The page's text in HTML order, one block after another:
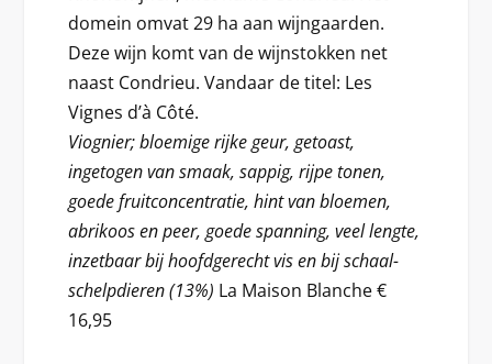
domein omvat 29 ha aan wijngaarden.
Deze wijn komt van de wijnstokken net
naast Condrieu. Vandaar de titel: Les
Vignes d’à Côté.
Viognier; bloemige rijke geur, getoast,
ingetogen van smaak, sappig, rijpe tonen,
goede fruitconcentratie, hint van bloemen,
abrikoos en peer, goede spanning, veel lengte,
inzetbaar bij hoofdgerecht vis en bij schaal-
schelpdieren (13%) La Maison Blanche €
16,95